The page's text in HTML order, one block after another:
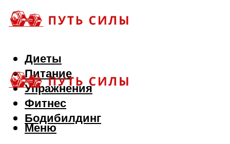
Диеты
Питание
Упражнения
Фитнес
Бодибилдинг
Меню